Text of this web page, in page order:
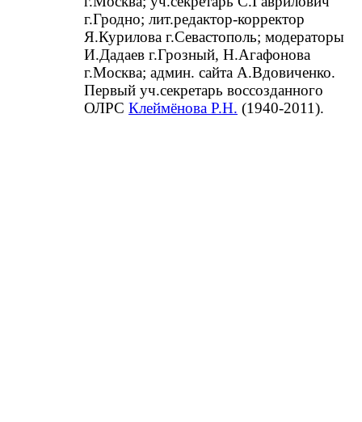
г.Гродно; лит.редактор-корректор
Я.Курилова г.Севастополь; модераторы
И.Дадаев г.Грозный, Н.Агафонова
г.Москва; админ. сайта А.Вдовиченко.
Первый уч.секретарь воссозданного
ОЛРС Клеймёнова Р.Н. (1940-2011).